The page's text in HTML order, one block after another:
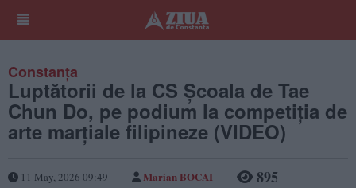
Constanța
Luptătorii de la CS Școala de Tae
Chun Do, pe podium la competiția de
arte marțiale filipineze (VIDEO)
11 May, 2026 09:49 Marian BOCAI 895